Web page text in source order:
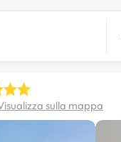
sulla mappa